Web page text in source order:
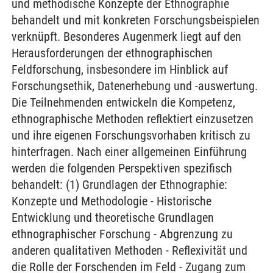
und methodische Konzepte der Ethnographie
behandelt und mit konkreten Forschungsbeispielen
verknüpft. Besonderes Augenmerk liegt auf den
Herausforderungen der ethnographischen
Feldforschung, insbesondere im Hinblick auf
Forschungsethik, Datenerhebung und -auswertung.
Die Teilnehmenden entwickeln die Kompetenz,
ethnographische Methoden reflektiert einzusetzen
und ihre eigenen Forschungsvorhaben kritisch zu
hinterfragen. Nach einer allgemeinen Einführung
werden die folgenden Perspektiven spezifisch
behandelt: (1) Grundlagen der Ethnographie:
Konzepte und Methodologie - Historische
Entwicklung und theoretische Grundlagen
ethnographischer Forschung - Abgrenzung zu
anderen qualitativen Methoden - Reflexivität und
die Rolle der Forschenden im Feld - Zugang zum